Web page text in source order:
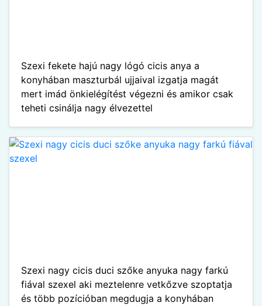
Szexi fekete hajú nagy lógó cicis anya a
konyhában maszturbál ujjaival izgatja magát
mert imád önkielégítést végezni és amikor csak
teheti csinálja nagy élvezettel
Szexi nagy cicis duci szőke anyuka nagy farkú
fiával szexel aki meztelenre vetkőzve szoptatja
és több pozícióban megdugja a konyhában